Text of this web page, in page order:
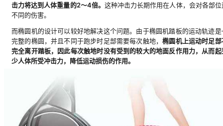
击力将达到人体重量的2～4倍。 这种冲击力长期作用在人体，会对各部位
不同的伤害。
而椭圆机的设计可以较好地解决这个问题。由于椭圆机踏板的运动轨迹是
完整的椭圆，并且不同于跑步时足部需要每次触地，椭圆机上运动时足部
完全离开踏板，因此每次触地时没有受到的较大的地面反作用力，从而起
少人体所受冲击力，降低运动损伤的作用。